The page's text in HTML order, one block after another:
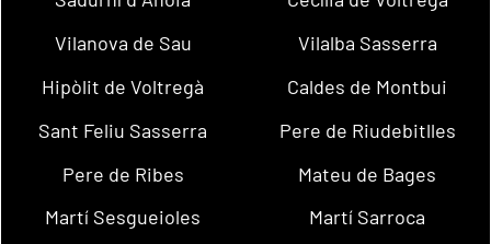
Vilanova de Sau
Vilalba Sasserra
Hipòlit de Voltregà
Caldes de Montbui
Sant Feliu Sasserra
Pere de Riudebitlles
Pere de Ribes
Mateu de Bages
Martí Sesgueioles
Martí Sarroca